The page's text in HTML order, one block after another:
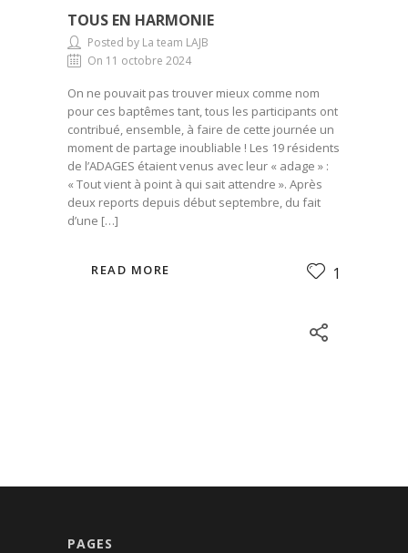
TOUS EN HARMONIE
Posted by La team LAJB
On 11 octobre 2024
On ne pouvait pas trouver mieux comme nom
pour ces baptêmes tant, tous les participants ont
contribué, ensemble, à faire de cette journée un
moment de partage inoubliable ! Les 19 résidents
de l’ADAGES étaient venus avec leur « adage » :
« Tout vient à point à qui sait attendre ». Après
deux reports depuis début septembre, du fait
d’une […]
READ MORE 1
PAGES